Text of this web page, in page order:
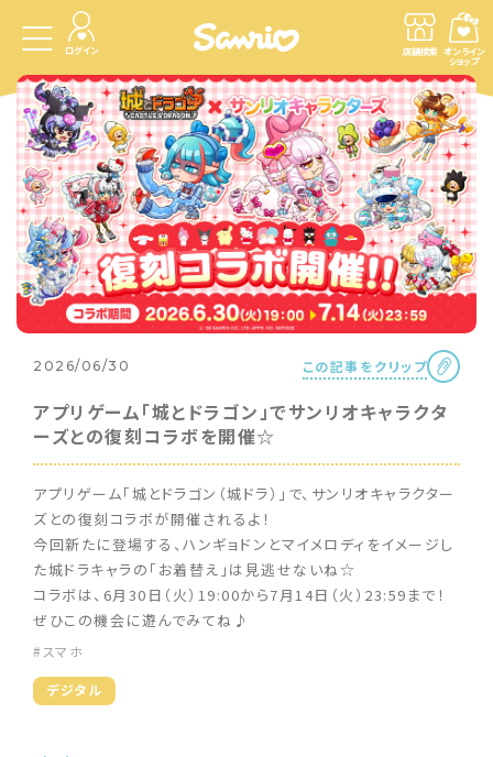
ログイン 店舗検索 オンライン
ショップ
2026/06/30 この記事をクリップ
アプリゲーム「城とドラゴン」でサンリオキャラクタ
ーズとの復刻コラボを開催☆
アプリゲーム「城とドラゴン（城ドラ）」で、サンリオキャラクター
ズとの復刻コラボが開催されるよ！
今回新たに登場する、ハンギョドンとマイメロディをイメージし
た城ドラキャラの「お着替え」は見逃せないね☆
コラボは、6月30日（火）19:00から7月14日（火）23:59まで！
ぜひこの機会に遊んでみてね♪
#スマホ
デジタル